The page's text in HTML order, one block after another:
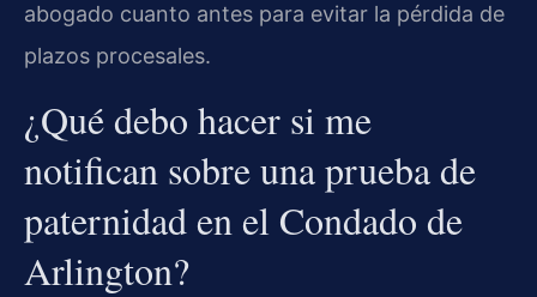
abogado cuanto antes para evitar la pérdida de
plazos procesales.
¿Qué debo hacer si me
notifican sobre una prueba de
paternidad en el Condado de
Arlington?